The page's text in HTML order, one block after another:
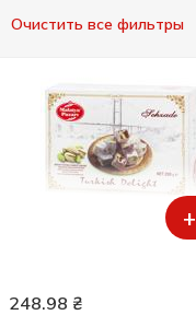
Очистить все фильтры
+
248.98 ₴